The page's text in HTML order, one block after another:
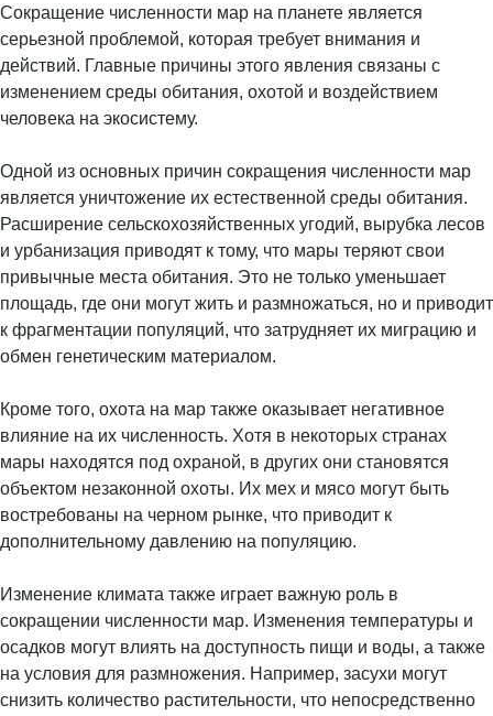
Сокращение численности мар на планете является
серьезной проблемой, которая требует внимания и
действий. Главные причины этого явления связаны с
изменением среды обитания, охотой и воздействием
человека на экосистему.
Одной из основных причин сокращения численности мар
является уничтожение их естественной среды обитания.
Расширение сельскохозяйственных угодий, вырубка лесов
и урбанизация приводят к тому, что мары теряют свои
привычные места обитания. Это не только уменьшает
площадь, где они могут жить и размножаться, но и приводит
к фрагментации популяций, что затрудняет их миграцию и
обмен генетическим материалом.
Кроме того, охота на мар также оказывает негативное
влияние на их численность. Хотя в некоторых странах
мары находятся под охраной, в других они становятся
объектом незаконной охоты. Их мех и мясо могут быть
востребованы на черном рынке, что приводит к
дополнительному давлению на популяцию.
Изменение климата также играет важную роль в
сокращении численности мар. Изменения температуры и
осадков могут влиять на доступность пищи и воды, а также
на условия для размножения. Например, засухи могут
снизить количество растительности, что непосредственно